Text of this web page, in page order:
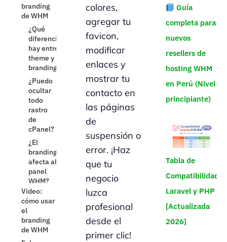
Lanza tu marca
con
Hosting.com.pe
colores,
agregar tu
favicon,
modificar
enlaces y
mostrar tu
contacto en
las páginas
de
suspensión o
error. ¡Haz
que tu
negocio
luzca
profesional
desde el
primer clic!
Guía
completa para
nuevos
resellers de
hosting WHM
en Perú (Nivel
principiante)
Tabla de
Compatibilidad
Laravel y PHP
[Actualizada
2026]